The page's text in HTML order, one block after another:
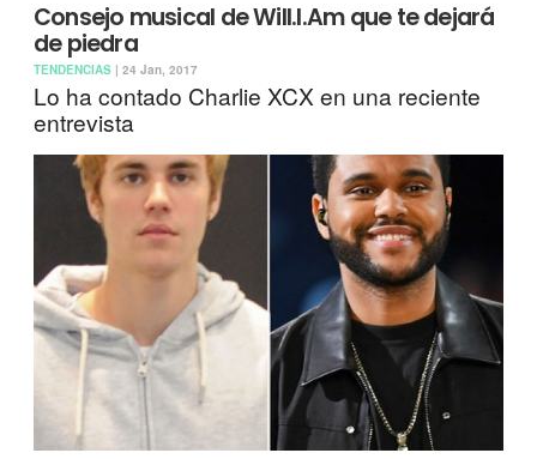
Consejo musical de Will.I.Am que te dejará
de piedra
TENDENCIAS | 24 Jan, 2017
Lo ha contado Charlie XCX en una reciente
entrevista